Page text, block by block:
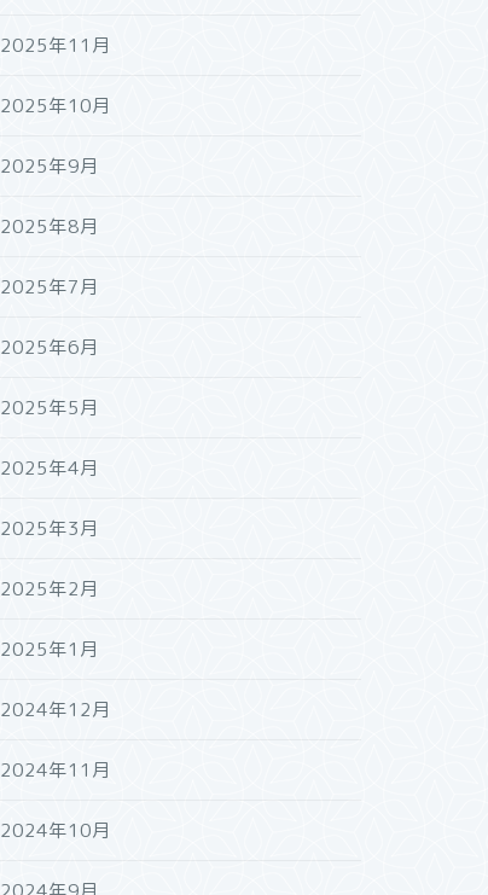
2025年11月
2025年10月
2025年9月
2025年8月
2025年7月
2025年6月
2025年5月
2025年4月
2025年3月
2025年2月
2025年1月
2024年12月
2024年11月
2024年10月